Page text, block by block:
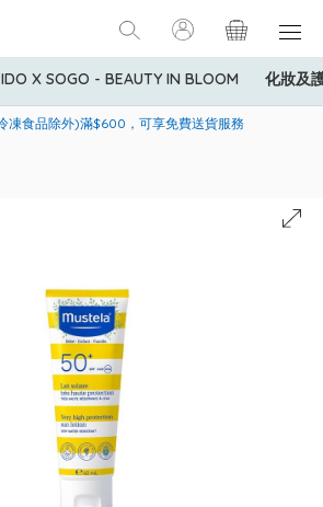
X SOGO - BEAUTY IN BLOOM 化妝及
信用卡會員購物禮遇：高達5%簽賬回贈！
凍食品除外)滿$600，可享免費送貨服務
適用於指定商品，若訂單金額少於HK$600(折